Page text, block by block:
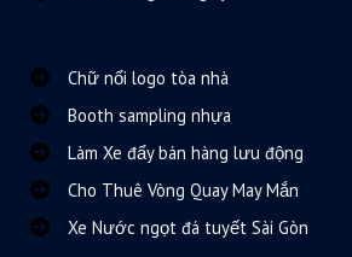
Chữ nổi logo tòa nhà
Booth sampling nhựa
Làm Xe đẩy bán hàng lưu động
Cho Thuê Vòng Quay May Mắn
Xe Nước ngọt đá tuyết Sài Gòn